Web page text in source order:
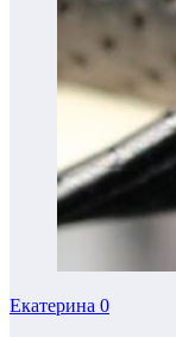
Екатерина 0